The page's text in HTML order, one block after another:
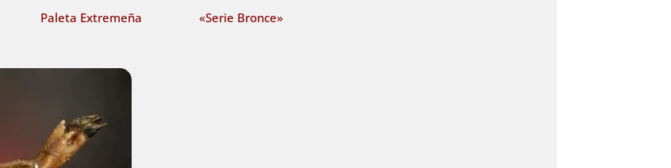
Paleta Extremeña «Serie Bronce»